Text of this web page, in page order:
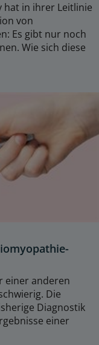
hat in ihrer Leitlinie
von
Es gibt nur noch
Wie sich diese
einer anderen
Die
Diagnostik
einer